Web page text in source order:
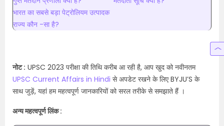
भारत का सबसे बड़ा पेट्रोलियम उत्पादक
राज्य कौन -सा है?
नोट : UPSC 2023 परीक्षा की तिथि करीब आ रही है, आप खुद को नवीनतम
UPSC Current Affairs in Hindi से अपडेट रखने के लिए BYJU’S के
साथ जुड़ें, यहां हम महत्वपूर्ण जानकारियों को सरल तरीके से समझाते हैं ।
अन्य महत्वपूर्ण लिंक :